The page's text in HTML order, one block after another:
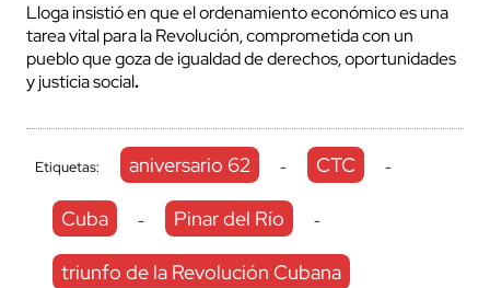
Lloga insistió en que el ordenamiento económico es una
tarea vital para la Revolución, comprometida con un
pueblo que goza de igualdad de derechos, oportunidades
y justicia social.
Etiquetas: aniversario 62 - CTC -
Cuba - Pinar del Río -
triunfo de la Revolución Cubana